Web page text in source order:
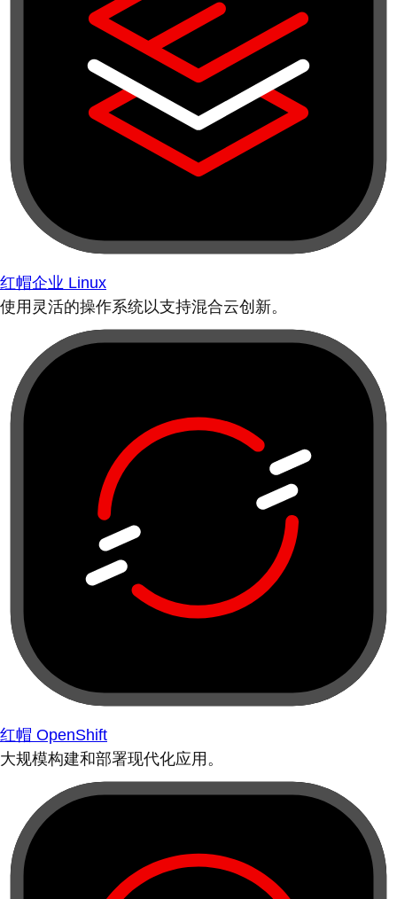
红帽企业 Linux
使用灵活的操作系统以支持混合云创新。
红帽 OpenShift
大规模构建和部署现代化应用。